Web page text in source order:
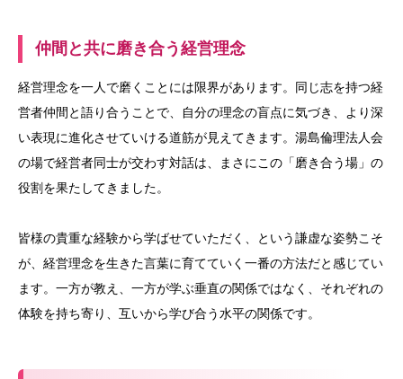
仲間と共に磨き合う経営理念
経営理念を一人で磨くことには限界があります。同じ志を持つ経
営者仲間と語り合うことで、自分の理念の盲点に気づき、より深
い表現に進化させていける道筋が見えてきます。湯島倫理法人会
の場で経営者同士が交わす対話は、まさにこの「磨き合う場」の
役割を果たしてきました。
皆様の貴重な経験から学ばせていただく、という謙虚な姿勢こそ
が、経営理念を生きた言葉に育てていく一番の方法だと感じてい
ます。一方が教え、一方が学ぶ垂直の関係ではなく、それぞれの
体験を持ち寄り、互いから学び合う水平の関係です。